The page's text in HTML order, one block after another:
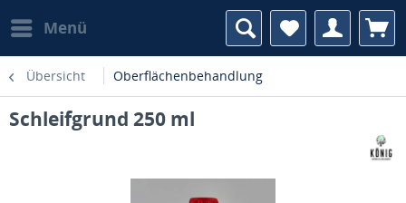
Menü
Übersicht Oberflächenbehandlung
Schleifgrund 250 ml